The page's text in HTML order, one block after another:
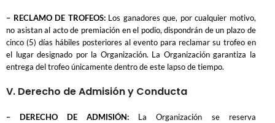
– RECLAMO DE TROFEOS:Los ganadores que, por cualquier motivo,
no asistan al acto de premiación en el podio, dispondrán de un plazo de
cinco (5) días hábiles posteriores al evento para reclamar su trofeo en
el lugar designado por la Organización. La Organización garantiza la
entrega del trofeo únicamente dentro de este lapso de tiempo.
V. Derecho de Admisión y Conducta
– DERECHO DE ADMISIÓN: La Organización se reserva